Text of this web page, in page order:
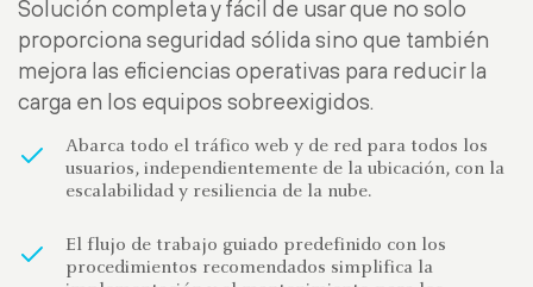
Solución completa y fácil de usar que no solo
proporciona seguridad sólida sino que también
mejora las eficiencias operativas para reducir la
carga en los equipos sobreexigidos.
Abarca todo el tráfico web y de red para todos los
usuarios, independientemente de la ubicación, con la
escalabilidad y resiliencia de la nube.
El flujo de trabajo guiado predefinido con los
procedimientos recomendados simplifica la